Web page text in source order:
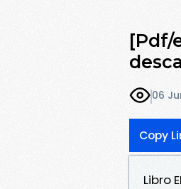
[Pdf/
06
Copy
Libro